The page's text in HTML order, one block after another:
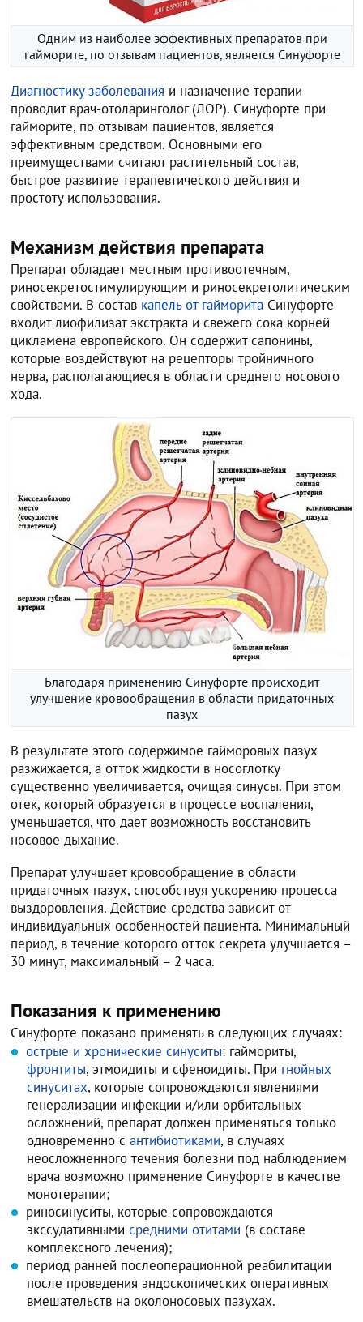
Одним из наиболее эффективных препаратов при
гайморите, по отзывам пациентов, является Синуфорте
Диагностику заболевания и назначение терапии
проводит врач-отоларинголог (ЛОР). Синуфорте при
гайморите, по отзывам пациентов, является
эффективным средством. Основными его
преимуществами считают растительный состав,
быстрое развитие терапевтического действия и
простоту использования.
Механизм действия препарата
Препарат обладает местным противоотечным,
риносекретостимулирующим и риносекретолитическим
свойствами. В состав капель от гайморита Синуфорте
входит лиофилизат экстракта и свежего сока корней
цикламена европейского. Он содержит сапонины,
которые воздействуют на рецепторы тройничного
нерва, располагающиеся в области среднего носового
хода.
Благодаря применению Синуфорте происходит
улучшение кровообращения в области придаточных
пазух
В результате этого содержимое гайморовых пазух
разжижается, а отток жидкости в носоглотку
существенно увеличивается, очищая синусы. При этом
отек, который образуется в процессе воспаления,
уменьшается, что дает возможность восстановить
носовое дыхание.
Препарат улучшает кровообращение в области
придаточных пазух, способствуя ускорению процесса
выздоровления. Действие средства зависит от
индивидуальных особенностей пациента. Минимальный
период, в течение которого отток секрета улучшается –
30 минут, максимальный – 2 часа.
Показания к применению
Синуфорте показано применять в следующих случаях:
острые и хронические синуситы: гаймориты,
фронтиты, этмоидиты и сфеноидиты. При гнойных
синуситах, которые сопровождаются явлениями
генерализации инфекции и/или орбитальных
осложнений, препарат должен применяться только
одновременно сантибиотиками, в случаях
неосложненного течения болезни под наблюдением
врача возможно применение Синуфорте в качестве
монотерапии;
риносинуситы, которые сопровождаются
экссудативнымисредними отитами (в составе
комплексного лечения);
период ранней послеоперационной реабилитации
после проведения эндоскопических оперативных
вмешательств на околоносовых пазухах.